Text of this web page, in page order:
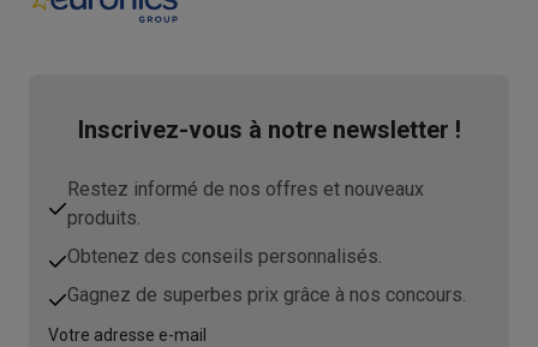
Inscrivez-vous à notre newsletter !
Restez informé de nos offres et nouveaux
produits.
Obtenez des conseils personnalisés.
Gagnez de superbes prix grâce à nos concours.
Votre adresse e-mail